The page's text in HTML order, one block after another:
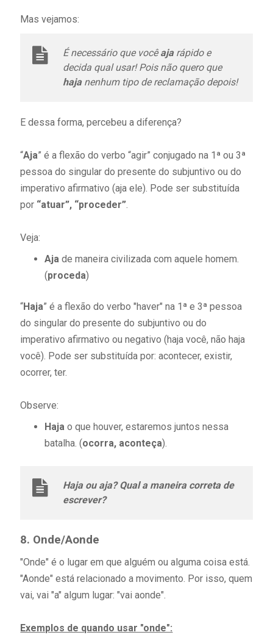
Mas vejamos:
É necessário que vocêaja rápido e
decida qual usar! Pois não quero que
hajanenhum tipo de reclamação depois!
E dessa forma, percebeu a diferença?
“Aja” é a flexão do verbo “agir” conjugado na 1ª ou 3ª
pessoa do singular do presente do subjuntivo ou do
imperativo afirmativo (aja ele). Pode ser substituída
por “atuar”, “proceder”.
Veja:
Ajade maneira civilizada com aquele homem.
(proceda)
“Haja” é a flexão do verbo "haver" na 1ª e 3ª pessoa
do singular do presente do subjuntivo ou do
imperativo afirmativo ou negativo (haja você, não haja
você). Pode ser substituída por: acontecer, existir,
ocorrer, ter.
Observe:
Haja o que houver, estaremos juntos nessa
batalha. (ocorra, aconteça).
Haja ou aja? Qual a maneira correta de
escrever?
8. Onde/Aonde
"Onde" é o lugar em que alguém ou alguma coisa está.
"Aonde" está relacionado a movimento. Por isso, quem
vai, vai "a" algum lugar: "vai aonde".
Exemplos de quando usar "onde":